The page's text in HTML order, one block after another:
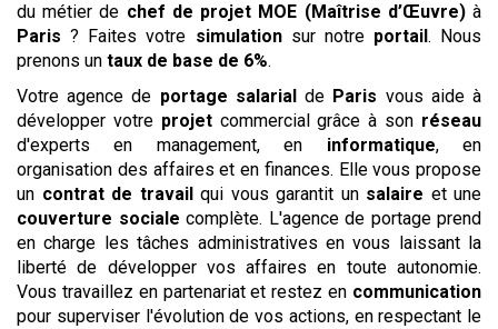
du métier de chef de projet MOE (Maîtrise d’Œuvre)à
Paris ? Faites votre simulation sur notre portail . Nous
prenons un taux de base de 6%.
Votre agence de portage salarial de Paris vous aide à
développer votre projet commercial grâce à son réseau
d'experts en management, en informatique, en
organisation des affaires et en finances. Elle vous propose
un contrat de travail qui vous garantit un salaire et une
couverture sociale complète. L'agence de portage prend
en charge les tâches administratives en vous laissant la
liberté de développer vos affaires en toute autonomie.
Vous travaillez en partenariat et restez en communication
pour superviser l'évolution de vos actions, en respectant le